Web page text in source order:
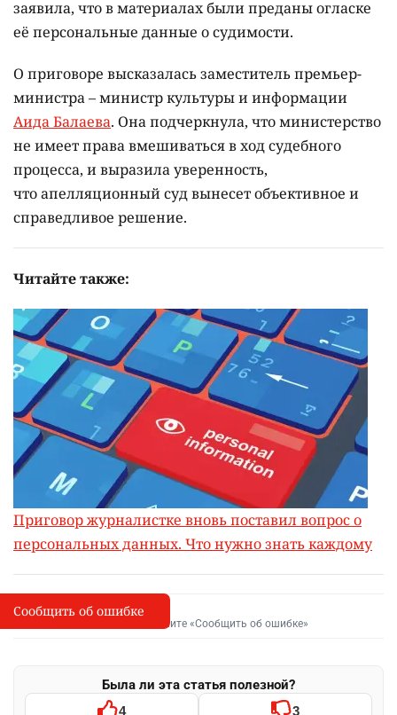
заявила, что в материалах были преданы огласке
её персональные данные о судимости.
О приговоре высказалась заместитель премьер-
министра – министр культуры и информации
Аида Балаева. Она подчеркнула, что министерство
не имеет права вмешиваться в ход судебного
процесса, и выразила уверенность,
что апелляционный суд вынесет объективное и
справедливое решение.
Читайте также:
Приговор журналистке вновь поставил вопрос о
персональных данных. Что нужно знать каждому
I
Сообщить об опечатке
Выделите фрагмент и нажмите «Сообщить об ошибке»
Была ли эта статья полезной?
4 3
Сообщить об ошибке